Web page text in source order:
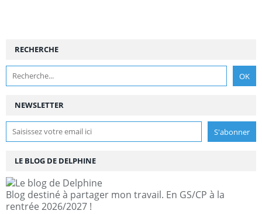
NEWSLETTER
RECHERCHE
LE BLOG DE DELPHINE
Blog destiné à partager mon travail. En GS/CP à la
rentrée 2026/2027 !